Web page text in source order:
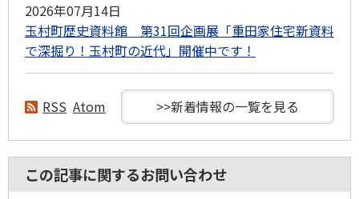
RSS Atom
2026年07月14日
玉村町歴史資料館 第31回企画展「重田家住宅新資料
で深掘り！玉村町の近代」開催中です！
>>新着情報の一覧を見る
この記事に関するお問い合わせ